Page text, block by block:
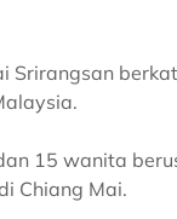
Srirangsan
15 wanita
Chiang Mai.